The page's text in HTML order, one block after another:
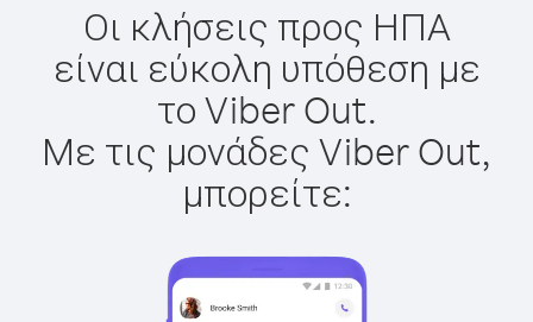
Οι κλήσεις προς ΗΠΑ
είναι εύκολη υπόθεση με
το Viber Out.
Με τις μονάδες Viber Out,
μπορείτε: